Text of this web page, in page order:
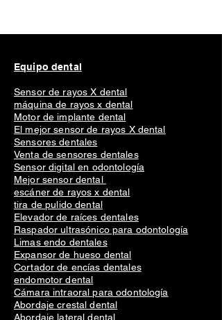
Equipo dental
Sensor de rayos X dental
máquina de rayos x dental
Motor de implante dental
El mejor sensor de rayos X dental
Sensores dentales
Venta de sensores dentales
Sensor digital en odontología
Mejor sensor dental
escáner de rayos x dental
tira de pulido dental
Elevador de raíces dentales
Raspador ultrasónico para odontología
Limas endo dentales
Expansor de hueso dental
Cortador de encías dentales
endomotor dental
Cámara intraoral para odontología
Abordaje crestal dental
Abordaje lateral dental